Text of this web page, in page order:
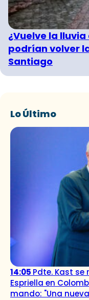
¿Vuelve la
podrían volver
Santiago
Lo Último
14:05 Pdte. Kast se
Espriella en
mando: "Una